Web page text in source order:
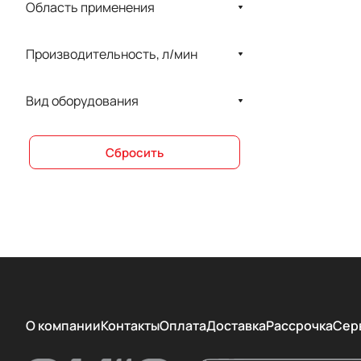
Meyer
SIGER
Stern Weber
ДЕНТОФЛЕКС
Область применения
Производительность, л/мин
Вид оборудования
Сбросить
О компанииКонтактыОплатаДоставкаРассрочка